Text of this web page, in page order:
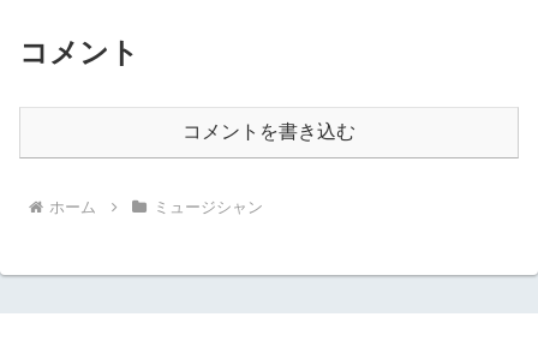
コメント
コメントを書き込む
ホーム ミュージシャン